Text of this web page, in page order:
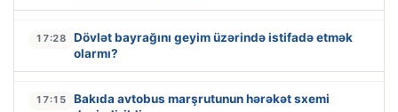
17:28
Dövlət bayrağını geyim üzərində istifadə etmək
olarmı?
17:15
Bakıda avtobus marşrutunun hərəkət sxemi